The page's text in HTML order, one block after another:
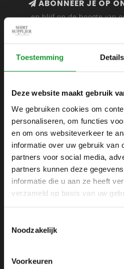
Toestemming Details
Deze website maakt gebruik
We gebruiken cookies om
personaliseren, om functies
en om ons websiteverkeer te
informatie over uw gebruik van
partners voor social media,
partners kunnen deze
informatie die u aan ze heeft
verzameld op basis van uw
Noodzakelijk
Voorkeuren
ABONNEER JE OP
en blijf op de hoogte van
Webshop
1433
+31 6 42
+31 6 42